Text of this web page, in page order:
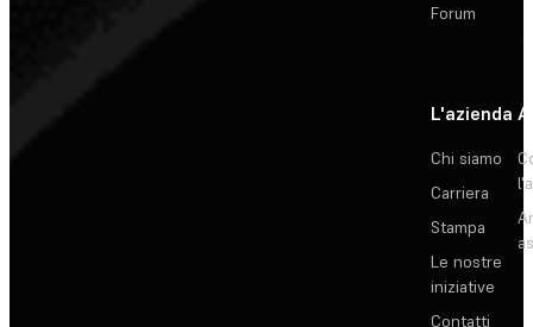
Forum
L'azienda
Chi siamo
Carriera
Stampa
Le nostre
iniziative
Contatti